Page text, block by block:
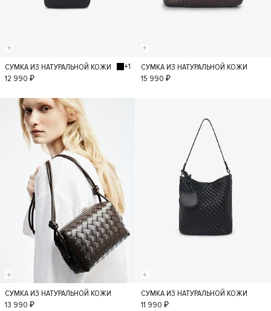
S
СУМКА ИЗ НАТУРАЛЬНОЙ КОЖИ
+1
12 990 ₽
S
СУМКА ИЗ НАТУРАЛЬНОЙ КОЖИ
15 990 ₽
S
СУМКА ИЗ НАТУРАЛЬНОЙ КОЖИ
13 990 ₽
S
СУМКА ИЗ НАТУРАЛЬНОЙ КОЖИ
11 990 ₽